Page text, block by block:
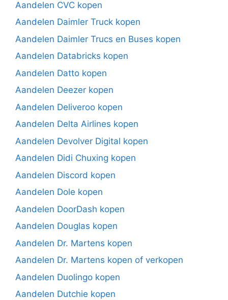
Aandelen CVC kopen
Aandelen Daimler Truck kopen
Aandelen Daimler Trucs en Buses kopen
Aandelen Databricks kopen
Aandelen Datto kopen
Aandelen Deezer kopen
Aandelen Deliveroo kopen
Aandelen Delta Airlines kopen
Aandelen Devolver Digital kopen
Aandelen Didi Chuxing kopen
Aandelen Discord kopen
Aandelen Dole kopen
Aandelen DoorDash kopen
Aandelen Douglas kopen
Aandelen Dr. Martens kopen
Aandelen Dr. Martens kopen of verkopen
Aandelen Duolingo kopen
Aandelen Dutchie kopen